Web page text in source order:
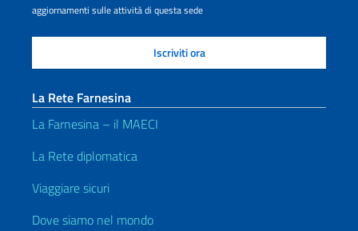
aggiornamenti sulle attività di questa sede
La Rete Farnesina
La Farnesina – il MAECI
La Rete diplomatica
Viaggiare sicuri
Dove siamo nel mondo